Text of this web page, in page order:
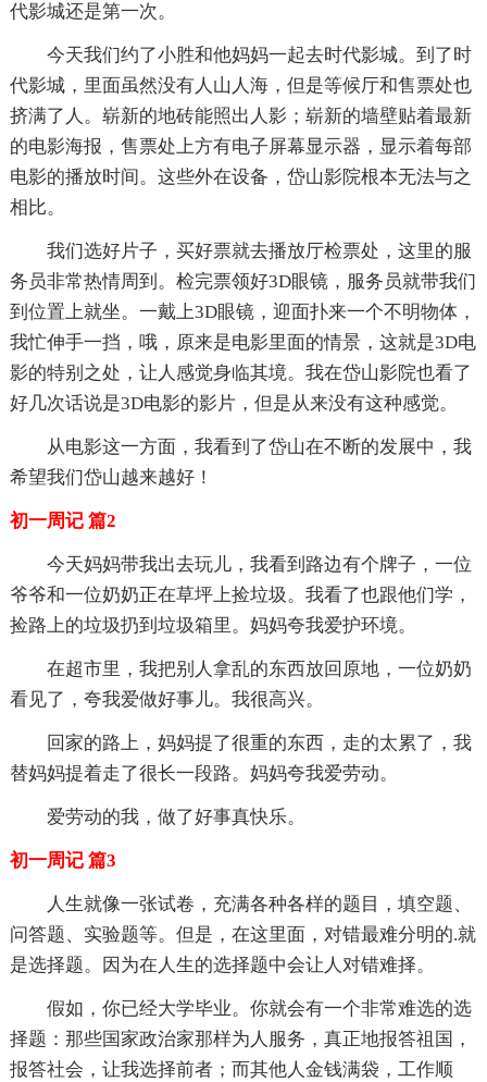
代影城还是第一次。
今天我们约了小胜和他妈妈一起去时代影城。到了时
代影城，里面虽然没有人山人海，但是等候厅和售票处也
挤满了人。崭新的地砖能照出人影；崭新的墙壁贴着最新
的电影海报，售票处上方有电子屏幕显示器，显示着每部
电影的播放时间。这些外在设备，岱山影院根本无法与之
相比。
我们选好片子，买好票就去播放厅检票处，这里的服
务员非常热情周到。检完票领好3D眼镜，服务员就带我们
到位置上就坐。一戴上3D眼镜，迎面扑来一个不明物体，
我忙伸手一挡，哦，原来是电影里面的情景，这就是3D电
影的特别之处，让人感觉身临其境。我在岱山影院也看了
好几次话说是3D电影的影片，但是从来没有这种感觉。
从电影这一方面，我看到了岱山在不断的发展中，我
希望我们岱山越来越好！
初一周记 篇2
今天妈妈带我出去玩儿，我看到路边有个牌子，一位
爷爷和一位奶奶正在草坪上捡垃圾。我看了也跟他们学，
捡路上的垃圾扔到垃圾箱里。妈妈夸我爱护环境。
在超市里，我把别人拿乱的东西放回原地，一位奶奶
看见了，夸我爱做好事儿。我很高兴。
回家的路上，妈妈提了很重的东西，走的太累了，我
替妈妈提着走了很长一段路。妈妈夸我爱劳动。
爱劳动的我，做了好事真快乐。
初一周记 篇3
人生就像一张试卷，充满各种各样的题目，填空题、
问答题、实验题等。但是，在这里面，对错最难分明的.就
是选择题。因为在人生的选择题中会让人对错难择。
假如，你已经大学毕业。你就会有一个非常难选的选
择题：那些国家政治家那样为人服务，真正地报答祖国，
报答社会，让我选择前者；而其他人金钱满袋，工作顺